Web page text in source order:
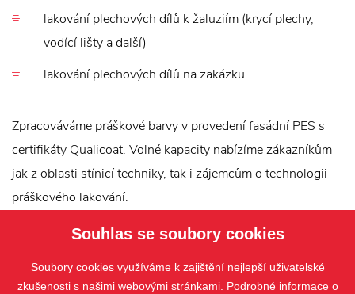
lakování plechových dílů k žaluziím (krycí plechy,
vodící lišty a další)
lakování plechových dílů na zakázku
Zpracováváme práškové barvy v provedení fasádní PES s
certifikáty Qualicoat. Volné kapacity nabízíme zákazníkům
jak z oblasti stínicí techniky, tak i zájemcům o technologii
práškového lakování.
Souhlas se soubory cookies
Soubory cookies využíváme k zajištění nejlepší uživatelské
zkušenosti s našimi webovými stránkami. Podrobné informace o